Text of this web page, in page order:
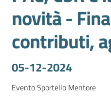
Impresa
Impresa
e
territorio
novità -
contributi,
05-12-2024
Evento Sportello Mentore